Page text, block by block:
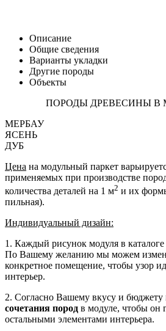
Описание
Общие сведения
Варианты укладки
Другие породы
Объекты
ПОРОДЫ ДРЕВЕСИНЫ В
МЕРБАУ
ЯСЕНЬ
ДУБ
Цена на модульный паркет
применяемых при производстве
количества деталей на 1 м2 и их
пильная).
Индивидуальный дизайн:
1. Каждый рисунок модуля в каталоге
По Вашему желанию мы можем
конкретное помещение, чтобы узор
интерьер.
2. Согласно Вашему вкусу и
сочетания пород в модуле, чтобы он
остальными элементами интерьера.